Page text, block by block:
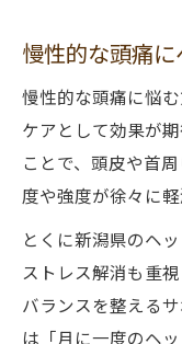
慢性的な頭痛
慢性的な頭痛に悩
ケアとして効果が
ことで、頭皮や首
度や強度が徐々に軽
とくに新潟県のヘ
ストレス解消も重
バランスを整える
は「月に一度のヘ